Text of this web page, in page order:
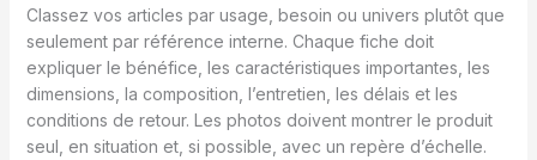
Classez vos articles par usage, besoin ou univers plutôt que
seulement par référence interne. Chaque fiche doit
expliquer le bénéfice, les caractéristiques importantes, les
dimensions, la composition, l’entretien, les délais et les
conditions de retour. Les photos doivent montrer le produit
seul, en situation et, si possible, avec un repère d’échelle.